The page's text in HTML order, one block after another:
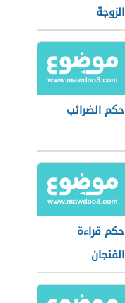
الزوجة
حكم الضرائب
حكم قراءة
الفنجان